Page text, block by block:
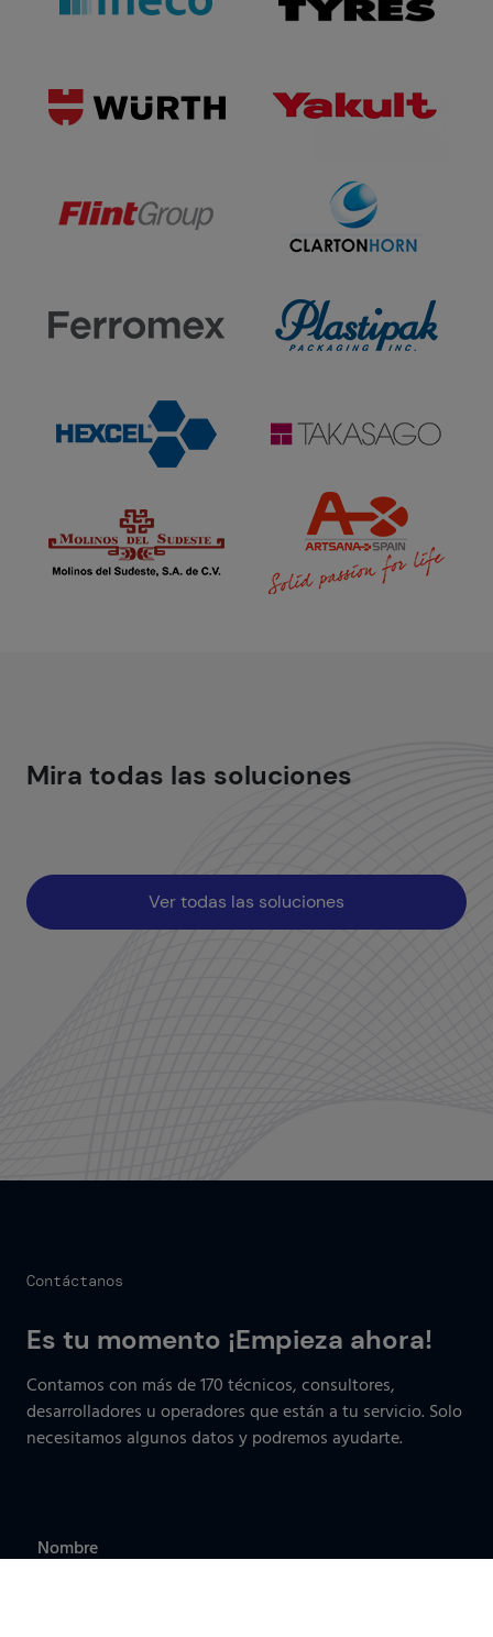
Mira todas las soluciones
Ver todas las soluciones
Contáctanos
Es tu momento ¡Empieza ahora!
Contamos con más de 170 técnicos, consultores,
desarrolladores u operadores que están a tu servicio. Solo
necesitamos algunos datos y podremos ayudarte.
Nombre